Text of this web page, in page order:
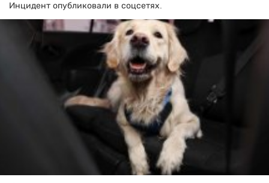
Инцидент опубликовали в соцсетях.